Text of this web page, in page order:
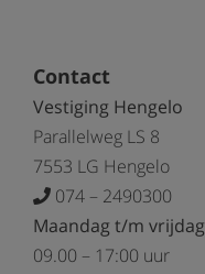
Contact
Vestiging Hengelo
Parallelweg LS 8
7553 LG Hengelo
074 – 2490300
Maandag t/m vrijdag
09.00 – 17:00 uur